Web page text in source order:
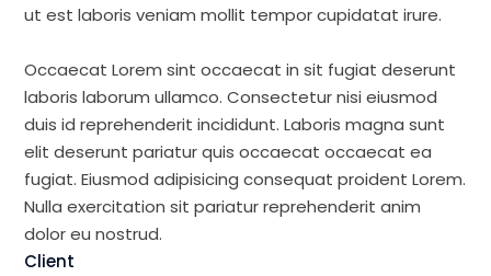
ut est laboris veniam mollit tempor cupidatat irure.
Occaecat Lorem sint occaecat in sit fugiat deserunt
laboris laborum ullamco. Consectetur nisi eiusmod
duis id reprehenderit incididunt. Laboris magna sunt
elit deserunt pariatur quis occaecat occaecat ea
fugiat. Eiusmod adipisicing consequat proident Lorem.
Nulla exercitation sit pariatur reprehenderit anim
dolor eu nostrud.
Client